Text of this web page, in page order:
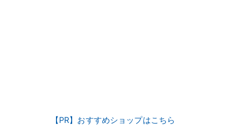
【PR】おすすめショップはこちら